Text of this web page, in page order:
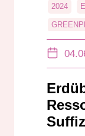
2024